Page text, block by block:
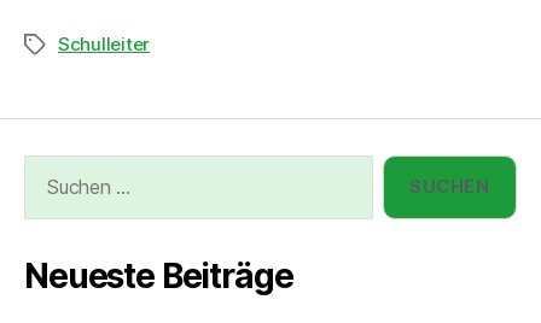
Schulleiter
Neueste Beiträge